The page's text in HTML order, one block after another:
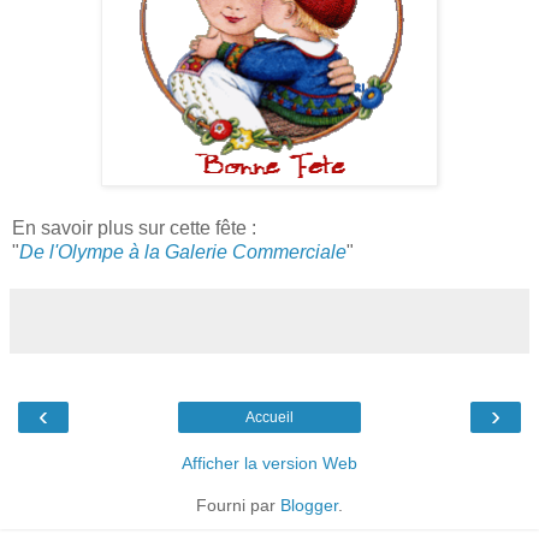
En savoir plus sur cette fête :
"De l'Olympe à la Galerie Commerciale"
‹ ›
Accueil
Afficher la version Web
Fourni par Blogger.